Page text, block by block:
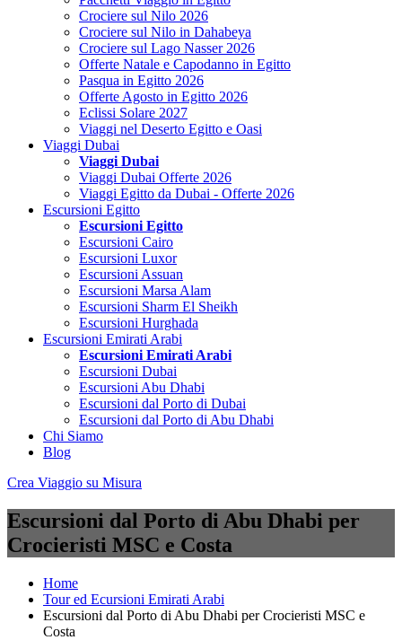
Crociere sul Nilo 2026
Crociere sul Nilo in Dahabeya
Crociere sul Lago Nasser 2026
Offerte Natale e Capodanno in Egitto
Pasqua in Egitto 2026
Offerte Agosto in Egitto 2026
Eclissi Solare 2027
Viaggi nel Deserto Egitto e Oasi
Viaggi Dubai
Viaggi Dubai
Viaggi Dubai Offerte 2026
Viaggi Egitto da Dubai - Offerte 2026
Escursioni Egitto
Escursioni Egitto
Escursioni Cairo
Escursioni Luxor
Escursioni Assuan
Escursioni Marsa Alam
Escursioni Sharm El Sheikh
Escursioni Hurghada
Escursioni Emirati Arabi
Escursioni Emirati Arabi
Escursioni Dubai
Escursioni Abu Dhabi
Escursioni dal Porto di Dubai
Escursioni dal Porto di Abu Dhabi
Chi Siamo
Blog
Crea Viaggio su Misura
Escursioni dal Porto di Abu Dhabi per
Crocieristi MSC e Costa
Home
Tour ed Ecursioni Emirati Arabi
Escursioni dal Porto di Abu Dhabi per Crocieristi MSC e
Costa